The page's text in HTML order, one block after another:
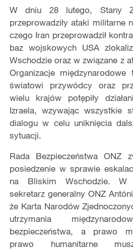
W dniu 28 lutego, Stany
przeprowadziły ataki militarne
czego Iran przeprowadził
baz wojskowych USA
Wschodzie oraz w związane z
Organizacje
światowi przywódcy oraz
wielu krajów potępiły
Izraela, wzywając wszystkie
dialogu w celu uniknięcia
sytuacji.
Rada Bezpieczeństwa ONZ
posiedzenie w sprawie
na Bliskim Wschodzie. W
sekretarz generalny ONZ
że Karta Narodów
utrzymania
bezpieczeństwa, a prawo
prawo humanitarne